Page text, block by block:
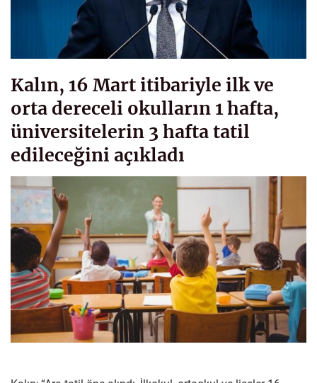
Kalın, 16 Mart itibariyle ilk ve
orta dereceli okulların 1 hafta,
üniversitelerin 3 hafta tatil
edileceğini açıkladı